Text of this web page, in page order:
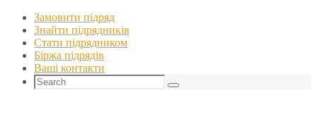
Замовити підряд
Знайти пiдрядникiв
Стати пiдрядником
Біржа підрядів
Ваші контакти
Search
for:
Search